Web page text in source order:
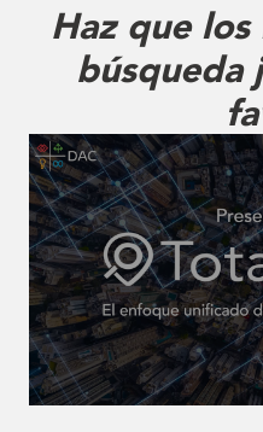
Haz que
búsqueda